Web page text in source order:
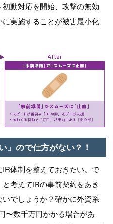
動対応を開始、攻撃の無効
実施することが被害最小化
」ので仕方がない？！
IR体制を整えておきたい。で
と考えてIRの事前契約をあき
でしょうか？確かに外資系
〜数千万円かかる場合があ